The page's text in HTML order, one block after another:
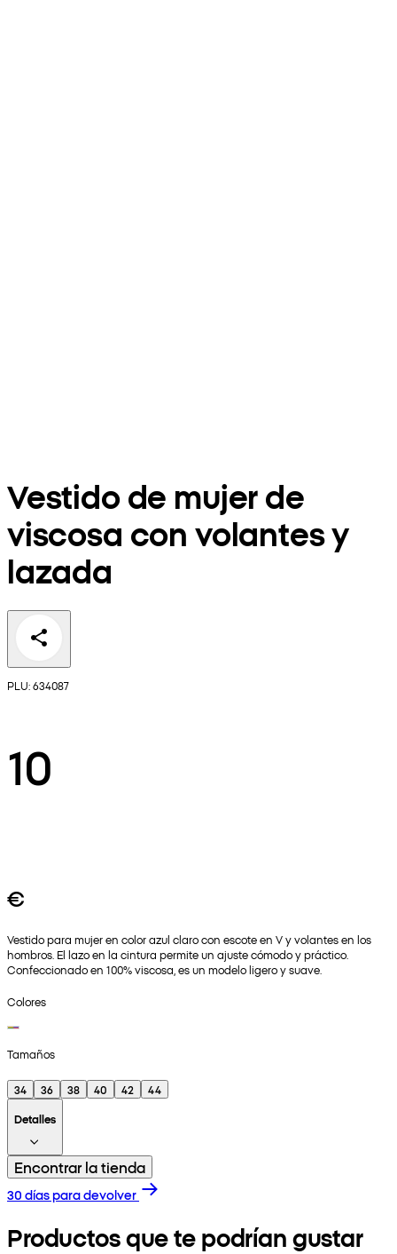
Vestido de mujer de
viscosa con volantes y
lazada
PLU: 634087
10
€
Vestido para mujer en color azul claro con escote en V y volantes en los
hombros. El lazo en la cintura permite un ajuste cómodo y práctico.
Confeccionado en 100% viscosa, es un modelo ligero y suave.
Colores
Tamaños
34 36 38 40 42
44
Detalles
Encontrar la tienda
30 días para devolver
Productos que te podrían gustar